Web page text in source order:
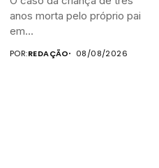
anos morta pelo próprio pai
em...
POR:REDAÇÃO 08/08/2026